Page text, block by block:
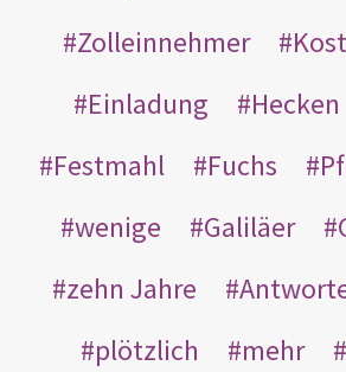
Zolleinnehmer
Einladung
Hecken
Festmahl
Fuchs
wenige
Galiläer
zehn Jahre
plötzlich
mehr